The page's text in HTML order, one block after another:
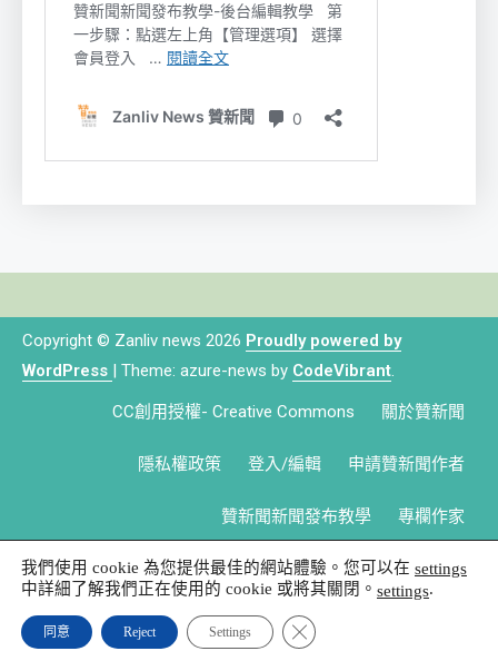
Copyright © Zanliv news 2026 Proudly powered by
WordPress | Theme: azure-news by CodeVibrant.
CC創用授權- Creative Commons 關於贊新聞
隱私權政策 登入/編輯 申請贊新聞作者
贊新聞新聞發布教學 專欄作家
我們使用 cookie 為您提供最佳的網站體驗。您可以在 settings
中詳細了解我們正在使用的 cookie 或將其關閉。 settings.
同意 Reject Settings Close GDPR Cookie Banner